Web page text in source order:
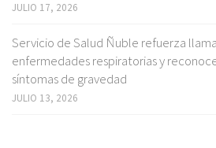
JULIO 17, 2026
Servicio de Salud Ñuble refuerza
enfermedades respiratorias y
síntomas de gravedad
JULIO 13, 2026